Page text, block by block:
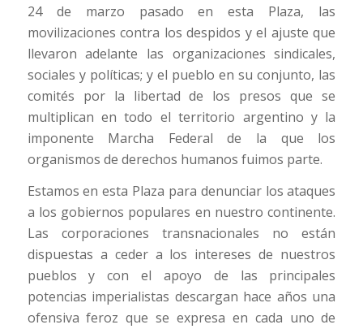
24 de marzo pasado en esta Plaza, las
movilizaciones contra los despidos y el ajuste que
llevaron adelante las organizaciones sindicales,
sociales y políticas; y el pueblo en su conjunto, las
comités por la libertad de los presos que se
multiplican en todo el territorio argentino y la
imponente Marcha Federal de la que los
organismos de derechos humanos fuimos parte.
Estamos en esta Plaza para denunciar los ataques
a los gobiernos populares en nuestro continente.
Las corporaciones transnacionales no están
dispuestas a ceder a los intereses de nuestros
pueblos y con el apoyo de las principales
potencias imperialistas descargan hace años una
ofensiva feroz que se expresa en cada uno de